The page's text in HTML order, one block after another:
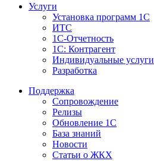
Услуги
Установка программ 1С
ИТС
1С-Отчетность
1С: Контрагент
Индивидуальные услуги
Разработка
Поддержка
Сопровождение
Релизы
Обновление 1С
База знаний
Новости
Статьи о ЖКХ